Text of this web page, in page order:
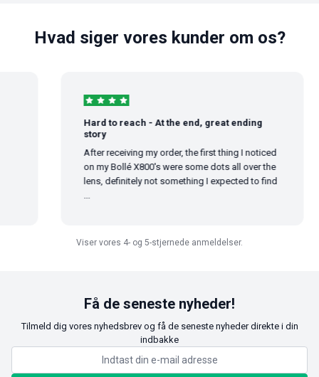
Hvad siger vores kunder om os?
Hard to reach - At the end, great ending
story
After receiving my order, the first thing I noticed
on my Bollé X800's were some dots all over the
lens, definitely not something I expected to find
Viser vores 4- og 5-stjernede anmeldelser.
Få de seneste nyheder!
Tilmeld dig vores nyhedsbrev og få de seneste nyheder direkte i din
indbakke